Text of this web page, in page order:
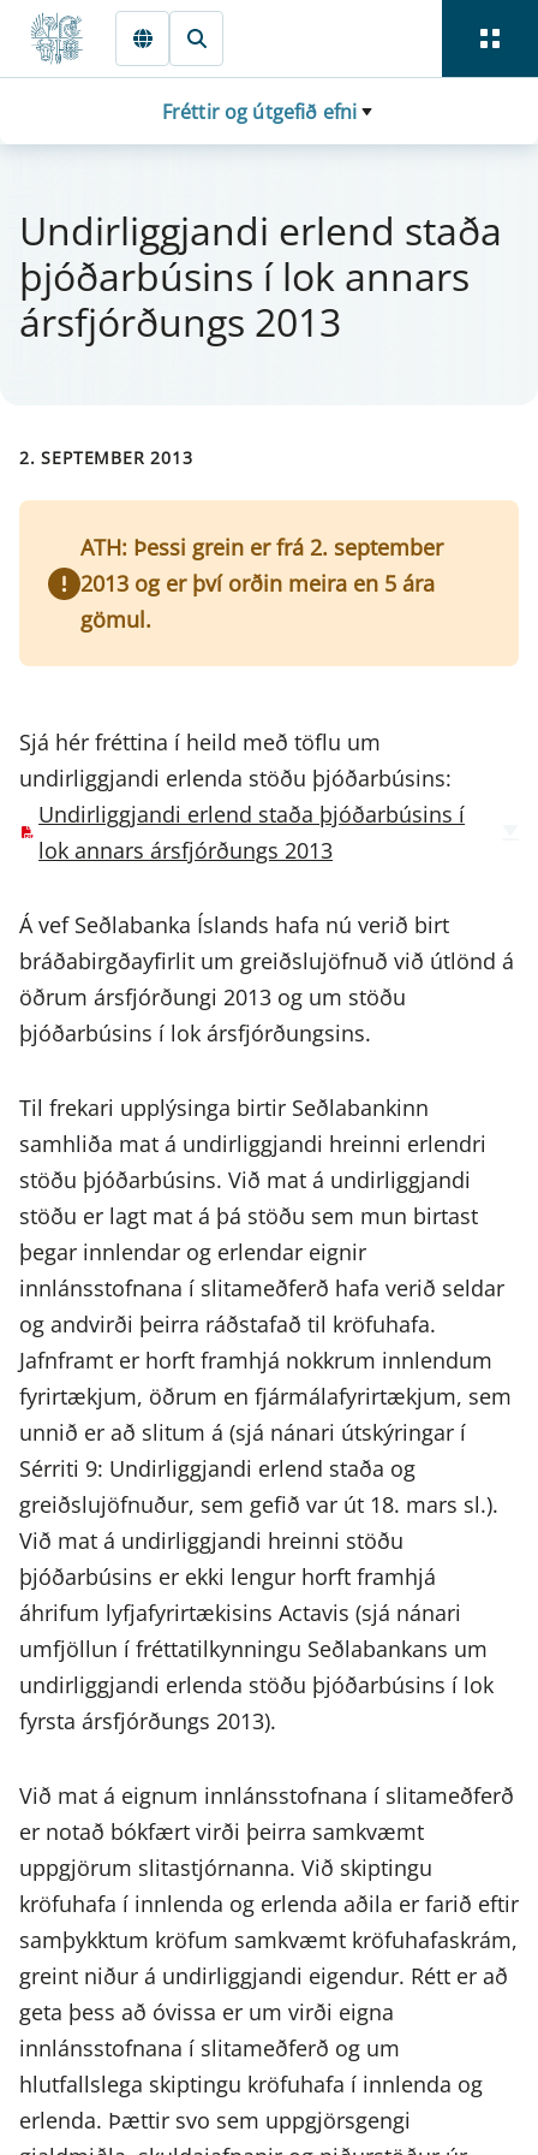
Fara beint í Meginmál
Fréttir og útgefið efni
Und­i­rliggj­andi er­lend staða
þjóðar­bús­ins í lok ann­ars
árs­fjórðungs 2013
2. SEPTEMBER 2013
ATH: Þessi grein er frá 2. september
2013 og er því orðin meira en 5 ára
gömul.
Sjá hér fréttina í heild með töflu um
undirliggjandi erlenda stöðu þjóðarbúsins:
Undirliggjandi erlend staða þjóðarbúsins í
lok annars ársfjórðungs 2013
Á vef Seðlabanka Íslands hafa nú verið birt
bráðabirgðayfirlit um greiðslujöfnuð við útlönd á
öðrum ársfjórðungi 2013 og um stöðu
þjóðarbúsins í lok ársfjórðungsins.
Til frekari upplýsinga birtir Seðlabankinn
samhliða mat á undirliggjandi hreinni erlendri
stöðu þjóðarbúsins. Við mat á undirliggjandi
stöðu er lagt mat á þá stöðu sem mun birtast
þegar innlendar og erlendar eignir
innlánsstofnana í slitameðferð hafa verið seldar
og andvirði þeirra ráðstafað til kröfuhafa.
Jafnframt er horft framhjá nokkrum innlendum
fyrirtækjum, öðrum en fjármálafyrirtækjum, sem
unnið er að slitum á (sjá nánari útskýringar í
Sérriti 9: Undirliggjandi erlend staða og
greiðslujöfnuður, sem gefið var út 18. mars sl.).
Við mat á undirliggjandi hreinni stöðu
þjóðarbúsins er ekki lengur horft framhjá
áhrifum lyfjafyrirtækisins Actavis (sjá nánari
umfjöllun í fréttatilkynningu Seðlabankans um
undirliggjandi erlenda stöðu þjóðarbúsins í lok
fyrsta ársfjórðungs 2013).
Við mat á eignum innlánsstofnana í slitameðferð
er notað bókfært virði þeirra samkvæmt
uppgjörum slitastjórnanna. Við skiptingu
kröfuhafa í innlenda og erlenda aðila er farið eftir
samþykktum kröfum samkvæmt kröfuhafaskrám,
greint niður á undirliggjandi eigendur. Rétt er að
geta þess að óvissa er um virði eigna
innlánsstofnana í slitameðferð og um
hlutfallslega skiptingu kröfuhafa í innlenda og
erlenda. Þættir svo sem uppgjörsgengi